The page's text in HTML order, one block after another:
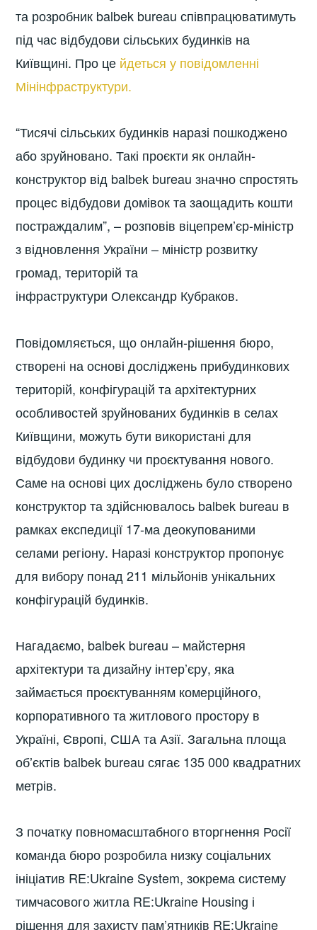
та розробник balbek bureau співпрацюватимуть
під час відбудови сільських будинків на
Київщині. Про це йдеться у повідомленні
Мінінфраструктури.
“Тисячі сільських будинків наразі пошкоджено
або зруйновано. Такі проєкти як онлайн-
конструктор від balbek bureau значно спростять
процес відбудови домівок та заощадить кошти
постраждалим”, – розповів віцепрем’єр-міністр
з відновлення України – міністр розвитку
громад, територій та
інфраструктури Олександр Кубраков.
Повідомляється, що онлайн-рішення бюро,
створені на основі досліджень прибудинкових
територій, конфігурацій та архітектурних
особливостей зруйнованих будинків в селах
Київщини, можуть бути використані для
відбудови будинку чи проєктування нового.
Саме на основі цих досліджень було створено
конструктор та здійснювалось balbek bureau в
рамках експедиції 17-ма деокупованими
селами регіону. Наразі конструктор пропонує
для вибору понад 211 мільйонів унікальних
конфігурацій будинків.
Нагадаємо, balbek bureau – майстерня
архітектури та дизайну інтер’єру, яка
займається проєктуванням комерційного,
корпоративного та житлового простору в
Україні, Європі, США та Азії. Загальна площа
обʼєктів balbek bureau сягає 135 000 квадратних
метрів.
З початку повномасштабного вторгнення Росії
команда бюро розробила низку соціальних
ініціатив RE:Ukraine System, зокрема систему
тимчасового житла RE:Ukraine Housing і
рішення для захисту пам’ятників RE:Ukraine